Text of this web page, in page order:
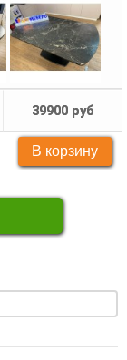
39900 руб